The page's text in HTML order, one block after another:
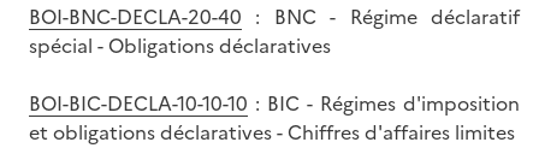
BOI-BNC-DECLA-20-40 : BNC - Régime déclaratif
spécial - Obligations déclaratives
BOI-BIC-DECLA-10-10-10 : BIC - Régimes d'imposition
et obligations déclaratives - Chiffres d'affaires limites